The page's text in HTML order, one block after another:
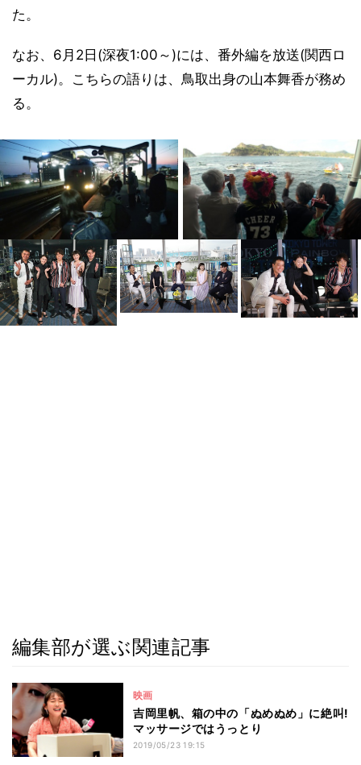
た。
なお、6月2日(深夜1:00～)には、番外編を放送(関西ロ
ーカル)。こちらの語りは、鳥取出身の山本舞香が務め
る。
編集部が選ぶ関連記事
映画
吉岡里帆、箱の中の「ぬめぬめ」に絶叫!
マッサージではうっとり
2019/05/23 19:15